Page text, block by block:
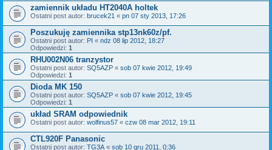
zamiennik układu HT2040A holtek
Ostatni post autor: brucek21 « pn 07 sty 2013, 17:26
Poszukuję zamiennika stp13nk60z/pf.
Ostatni post autor: PI « ndz 08 lip 2012, 18:27
Odpowiedzi: 1
RHU002N06 tranzystor
Ostatni post autor: SQ5AZP « sob 07 kwie 2012, 19:49
Odpowiedzi: 1
Dioda MK 150
Ostatni post autor: SQ5AZP « sob 07 kwie 2012, 19:45
Odpowiedzi: 1
układ SRAM odpowiednik
Ostatni post autor: wolfinus57 « czw 08 mar 2012, 19:11
CTL920F Panasonic
Ostatni post autor: TG3A « sob 10 gru 2011, 0:36